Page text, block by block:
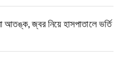
আতঙ্ক, জ্বর নিয়ে হাসপাতালে ভর্তি